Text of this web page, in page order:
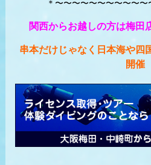
＊〜〜〜〜〜〜〜〜〜〜〜
関西からお越しの方は梅田
串本だけじゃなく日本海や四
開催